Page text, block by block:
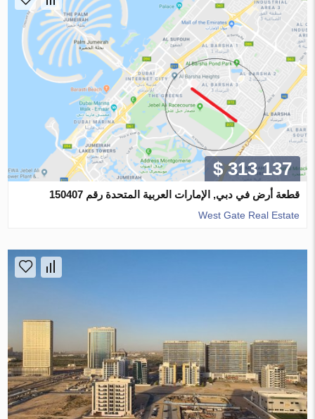
$ 313 137
قطعة أرض في دبي, الإمارات العربية المتحدة رقم 150407
West Gate Real Estate